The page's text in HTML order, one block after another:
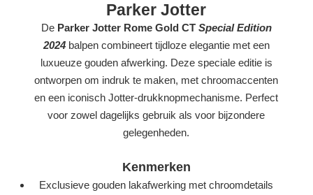
Parker Jotter
De Parker Jotter Rome Gold CT Special Edition
2024balpen combineert tijdloze elegantie met een
luxueuze gouden afwerking. Deze speciale editie is
ontworpen om indruk te maken, met chroomaccenten
en een iconisch Jotter-drukknopmechanisme. Perfect
voor zowel dagelijks gebruik als voor bijzondere
gelegenheden.
Kenmerken
Exclusieve gouden lakafwerking met chroomdetails